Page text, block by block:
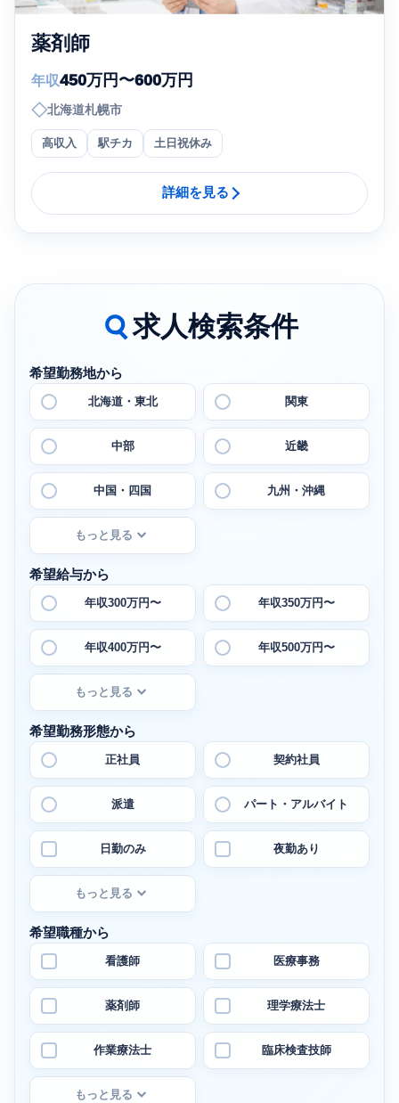
薬剤師
年収450万円〜600万円
◇北海道札幌市
高収入 駅チカ 土日祝休み
詳細を見る
求人検索条件
希望勤務地から
北海道・東北 関東
中部 近畿
中国・四国 九州・沖縄
もっと見る
希望給与から
年収300万円〜 年収350万円〜
年収400万円〜 年収500万円〜
もっと見る
希望勤務形態から
正社員 契約社員
派遣 パート・アルバイト
日勤のみ 夜勤あり
もっと見る
希望職種から
看護師 医療事務
薬剤師 理学療法士
作業療法士 臨床検査技師
もっと見る